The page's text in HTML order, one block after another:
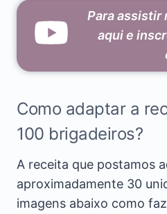
Para assistir
aqui e
Como adaptar a
100 brigadeiros?
A receita que postamos
aproximadamente 30
imagens abaixo como